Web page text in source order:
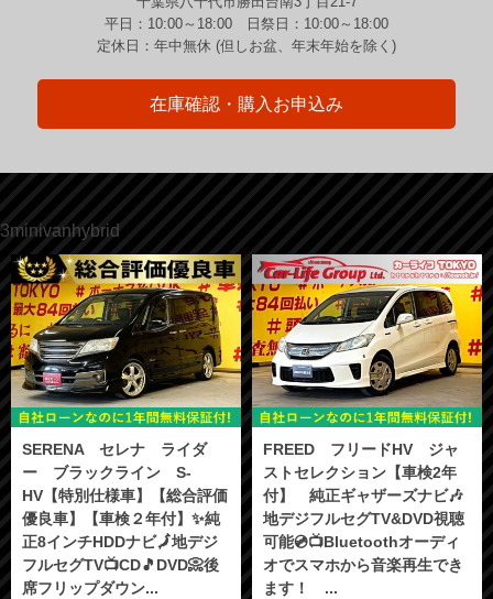
平日：10:00～18:00 日祭日：10:00～18:00
定休日：年中無休 (但しお盆、年末年始を除く)
在庫確認・購入お申込み
3minivanhybrid
SERENA セレナ ライダ
ー ブラックライン S-
HV【特別仕様車】【総合評価
優良車】【車検２年付】✨純
正8インチHDDナビ🗾地デジ
フルセグTV📺CD🎵DVD📀後
席フリップダウン...
FREED フリードHV ジャ
ストセレクション【車検2年
付】 純正ギャザーズナビ🎶
地デジフルセグTV&DVD視聴
可能💿📺Bluetoothオーディ
オでスマホから音楽再生でき
ます！ ...